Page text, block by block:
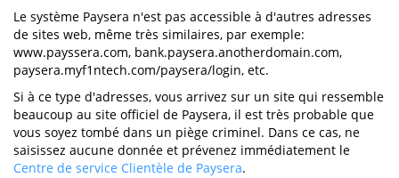
Le système Paysera n'est pas accessible à d'autres adresses
de sites web, même très similaires, par exemple:
www.payssera.com, bank.paysera.anotherdomain.com,
paysera.myf1ntech.com/paysera/login, etc.
Si à ce type d'adresses, vous arrivez sur un site qui ressemble
beaucoup au site officiel de Paysera, il est très probable que
vous soyez tombé dans un piège criminel. Dans ce cas, ne
saisissez aucune donnée et prévenez immédiatement le
Centre de service Clientèle de Paysera.